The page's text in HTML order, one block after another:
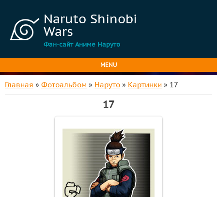
Naruto Shinobi
Wars
Фан-сайт Аниме Наруто
MENU
Главная » Фотоальбом » Наруто » Картинки » 17
17